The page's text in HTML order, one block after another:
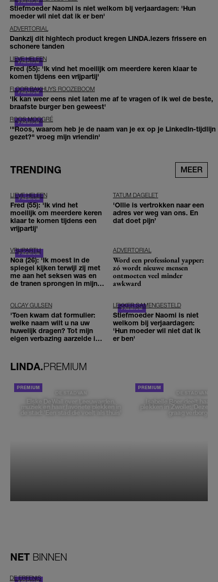
Stiefmoeder Naomi is niet welkom bij verjaardagen: 'Hun
moeder wil niet dat ik er ben'
ADVERTORIAL
Dankzij dit hightech product kregen LINDA.lezers frissere en
schonere tanden
LIEVE HELEEN
Fred (55): 'Ik vind het moeilijk om meerdere keren klaar te
komen tijdens een vrijpartij'
FLOOR BAKHUYS ROOZEBOOM
'Ik kan weer eens niet laten me af te vragen of ik wel de beste,
braafste burger ben geweest'
ROOS MOGGRÉ
'"Roos, waarom heb je de naam van je ex op je LinkedIn-tijdlijn
gezet?" vroeg mijn vriendin'
TRENDING MEER
LIEVE HELEEN
Fred (55): 'Ik vind het
moeilijk om meerdere keren
klaar te komen tijdens een
vrijpartij'
TATUM DAGELET
'Ollie is vertrokken naar een
adres ver weg van ons. En
dat doet pijn’
VRIJPARTIJ
Noa (26): 'Ik moest in de
spiegel kijken terwijl zij met
me aan het seksen was en
de tranen sprongen in mijn
ADVERTORIAL
Word een professional yapper:
zó wordt nieuwe mensen
ontmoeten veel minder
awkward
OLCAY GULSEN
'Toen kwam dat formulier:
welke naam wilt u na uw
huwelijk dragen? Tot mijn
eigen verbazing aarzelde ik
LEKKER SAMENGESTELD
Stiefmoeder Naomi is niet
welkom bij verjaardagen:
'Hun moeder wil niet dat ik
er ben'
LINDA.PREMIUM
DE STAD VAN
Elske DeWall over Leeuwarden,
muziek en haar favoriete plekken in
de stad: 'Een stad die voelt als thuis'
DE STAD VAN
Isabelle Boer deelt haar
plekken in Zwolle: 'Deze
graag verborgen'
NET BINNEN
DE ERFENIS